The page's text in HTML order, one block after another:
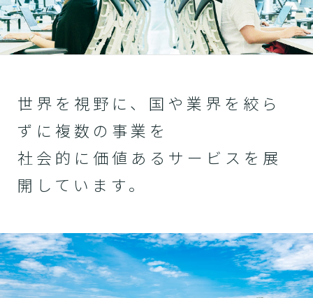
世界を視野に、国や業界を絞ら
ずに複数の事業を
社会的に価値あるサービスを展
開しています。